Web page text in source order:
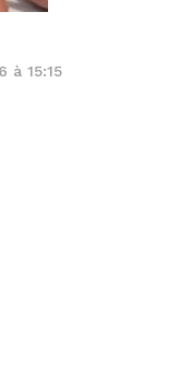
à 15:15